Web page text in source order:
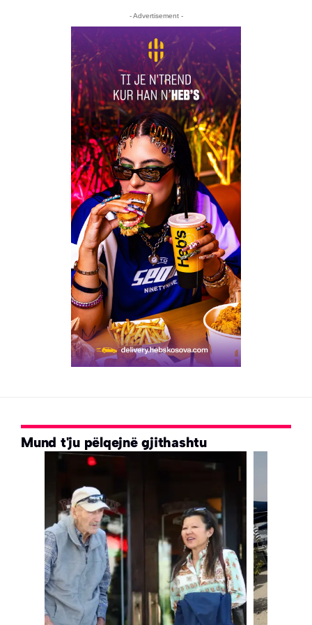
- Advertisement -
Mund t'ju pëlqejnë gjithashtu